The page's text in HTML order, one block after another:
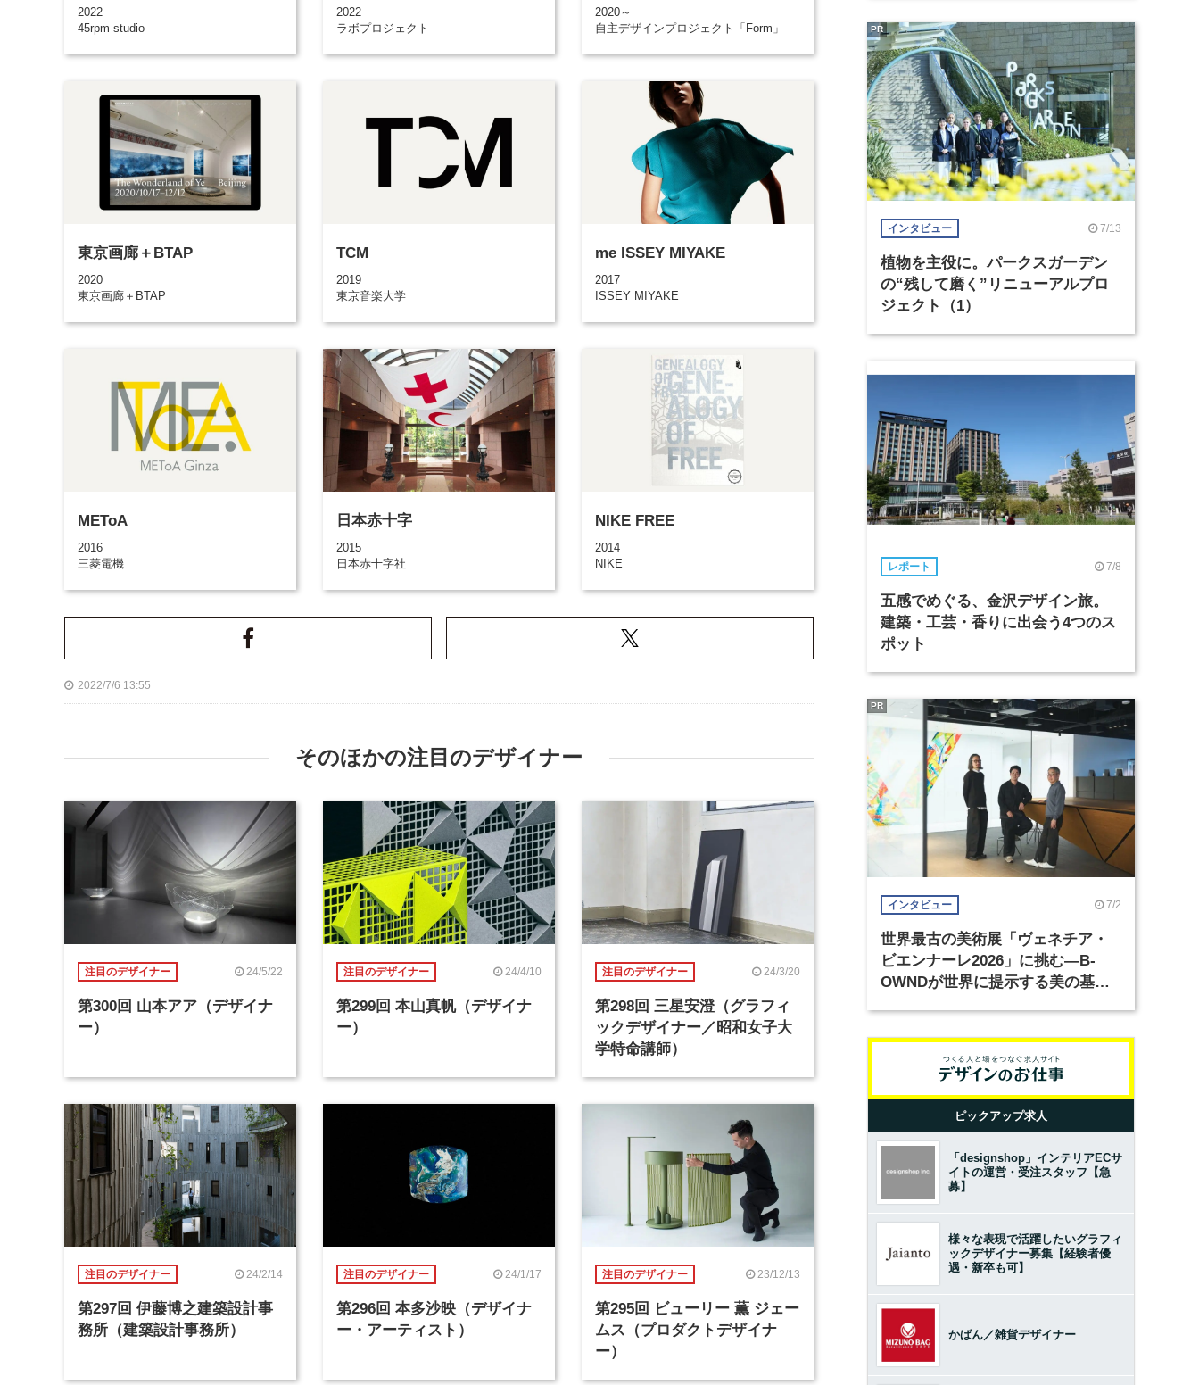
2022
45rpm studio
2022
ラボプロジェクト
2020～
自主デザインプロジェクト「Form」
東京画廊＋BTAP
2020
東京画廊＋BTAP
TCM
2019
東京音楽大学
me ISSEY MIYAKE
2017
ISSEY MIYAKE
METoA
2016
三菱電機
日本赤十字
2015
日本赤十字社
NIKE FREE
2014
NIKE
2022/7/6 13:55
そのほかの注目のデザイナー
注目のデザイナー 24/5/22
第300回 山本アア（デザイナ
ー）
注目のデザイナー 24/4/10
第299回 本山真帆（デザイナ
ー）
注目のデザイナー 24/3/20
第298回 三星安澄（グラフィ
ックデザイナー／昭和女子大
学特命講師）
注目のデザイナー 24/2/14
第297回 伊藤博之建築設計事
務所（建築設計事務所）
注目のデザイナー 24/1/17
第296回 本多沙映（デザイナ
ー・アーティスト）
注目のデザイナー 23/12/13
第295回 ビューリー 薫 ジェー
ムス（プロダクトデザイナ
ー）
インタビュー 7/13
植物を主役に。パークスガーデン
の“残して磨く”リニューアルプロ
ジェクト（1）
PR
レポート 7/8
五感でめぐる、金沢デザイン旅。
建築・工芸・香りに出会う4つのス
ポット
インタビュー 7/2
世界最古の美術展「ヴェネチア・
ビエンナーレ2026」に挑む―B-
OWNDが世界に提示する美の基準
PR
ピックアップ求人
「designshop」インテリアECサ
イトの運営・受注スタッフ【急
募】
様々な表現で活躍したいグラフィ
ックデザイナー募集【経験者優
遇・新卒も可】
かばん／雑貨デザイナー